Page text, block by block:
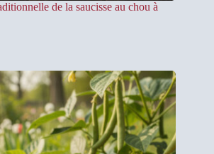
de la saucisse au chou à